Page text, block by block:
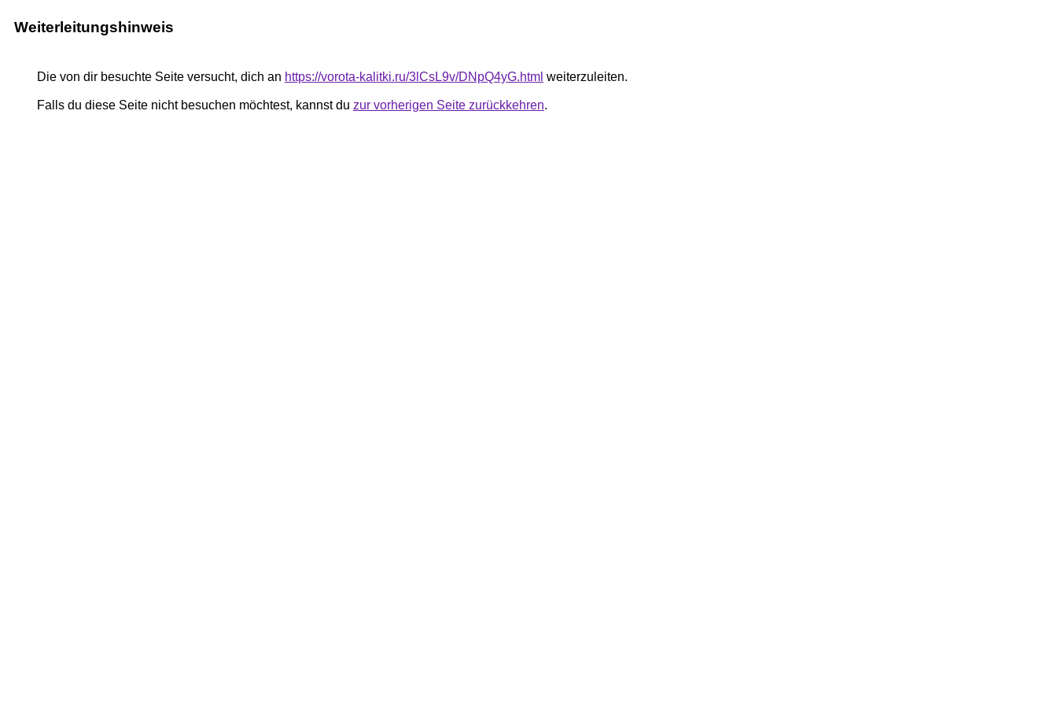
Weiterleitungshinweis
Die von dir besuchte Seite versucht, dich an https://vorota-kalitki.ru/3lCsL9v/DNpQ4yG.html weiterzuleiten.
Falls du diese Seite nicht besuchen möchtest, kannst du zur vorherigen Seite zurückkehren.